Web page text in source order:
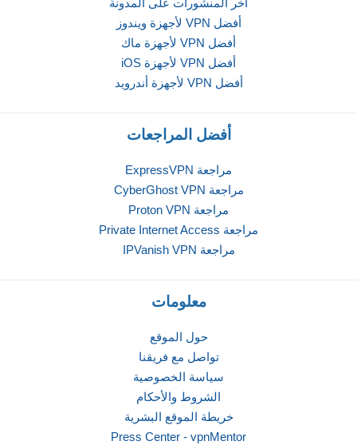
أفضل VPN لأجهزة ويندوز
أفضل VPN لأجهزة ماك
أفضل VPN لأجهزة iOS
أفضل VPN لأجهزة أندرويد
أفضل المراجعات
مراجعة ExpressVPN
مراجعة CyberGhost VPN
مراجعة Proton VPN
مراجعة Private Internet Access
مراجعة IPVanish VPN
معلومات
حول الموقع
تواصل مع فريقنا
سياسة الخصوصية
الشروط والأحكام
خريطة الموقع البشرية
Press Center - vpnMentor